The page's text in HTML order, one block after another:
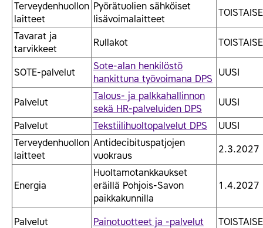
Terveydenhuollon
laitteet
Pyörätuolien sähköiset
lisävoimalaitteet
Tavarat ja
tarvikkeet
Rullakot
SOTE-palvelut
Sote-alan henkilöstö
hankittuna työvoimana DPS
UUSI
Palvelut
Talous- ja palkkahallinnon
sekä HR-palveluiden DPS
UUSI
Palvelut Tekstiilihuoltopalvelut DPS
UUSI
Terveydenhuollon
laitteet
Antidecibituspatjojen
vuokraus
2.3.2027
Energia
Huoltamotankkaukset
eräillä Pohjois-Savon
paikkakunnilla
1.4.2027
Palvelut Painotuotteet ja -palvelut